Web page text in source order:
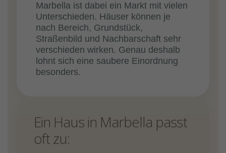
Marbella ist dabei ein Markt mit vielen
Unterschieden. Häuser können je
nach Bereich, Grundstück,
Straßenbild und Nachbarschaft sehr
verschieden wirken. Genau deshalb
lohnt sich eine saubere Einordnung
besonders.
Ein Haus in Marbella passt
oft zu: